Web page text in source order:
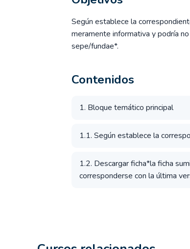
Según establece la
meramente informativa y podría
sepe/fundae*.
Contenidos
1. Bloque temático principal
1.1. Según establece la
1.2. Descargar ficha*la ficha
corresponderse con la última